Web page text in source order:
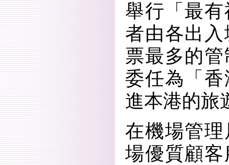
舉行「最
者由各出
票最多的
委任為「
進本港的旅
在機場管
場優質顧